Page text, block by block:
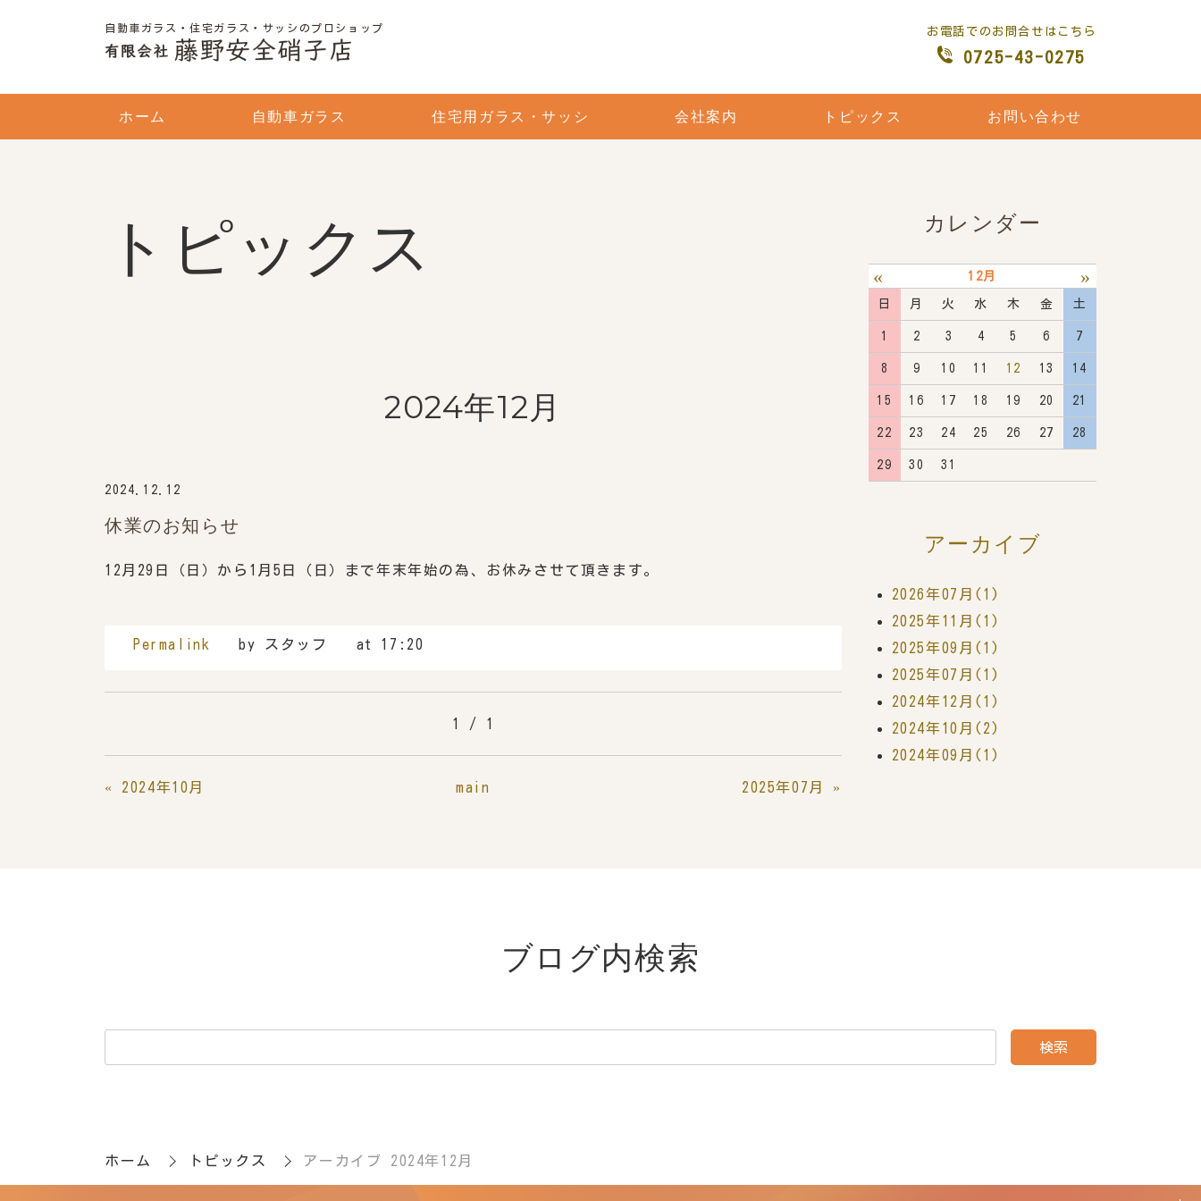
自動車ガラス・住宅ガラス・サッシのプロショップ お電話でのお問合せはこちら
0725-43-0275
ホーム 自動車ガラス 住宅用ガラス・サッシ 会社案内 トピックス お問い合わせ
トピックス
2024年12月
2024.12.12
休業のお知らせ
12月29日（日）から1月5日（日）まで年末年始の為、お休みさせて頂きます。
Permalink by スタッフ at 17:20
1 / 1
« 2024年10月 main 2025年07月 »
カレンダー
« 12月 »
日 月 火 水 木 金 土
1 2 3 4 5 6 7
8 9 10 11 12 13 14
15 16 17 18 19 20 21
22 23 24 25 26 27 28
29 30 31
アーカイブ
2026年07月(1)
2025年11月(1)
2025年09月(1)
2025年07月(1)
2024年12月(1)
2024年10月(2)
2024年09月(1)
ブログ内検索
ホーム トピックス アーカイブ 2024年12月